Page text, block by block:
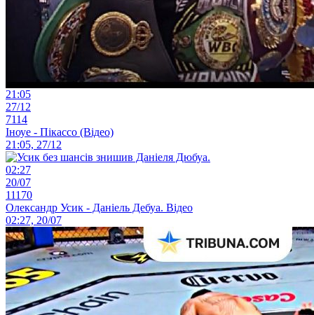
21:05
27/12
7114
Іноуе - Пікассо (Відео)
21:05, 27/12
02:27
20/07
11170
Олександр Усик - Даніель Дебуа. Відео
02:27, 20/07